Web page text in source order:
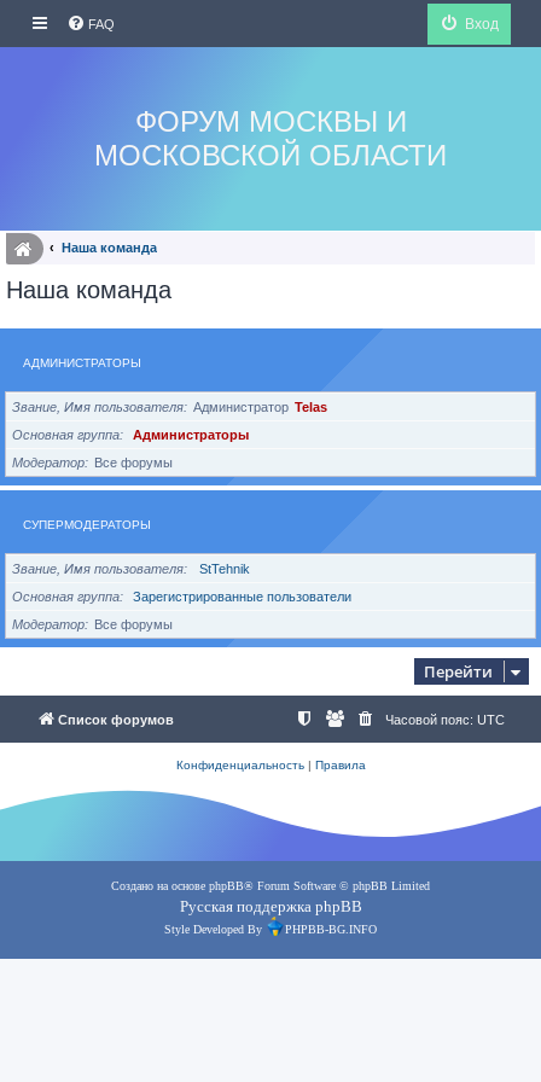
FAQ Вход
ФОРУМ МОСКВЫ И
МОСКОВСКОЙ ОБЛАСТИ
Наша команда
Наша команда
АДМИНИСТРАТОРЫ
Звание, Имя пользователя Администратор Telas
Основная группа
Администраторы
Модератор
Все форумы
СУПЕРМОДЕРАТОРЫ
Звание, Имя пользователя
StTehnik
Основная группа
Зарегистрированные пользователи
Модератор
Все форумы
Перейти
Список форумов Часовой пояс: UTC
Конфиденциальность| Правила
Создано на основе phpBB® Forum Software © phpBB Limited
Русская поддержка phpBB
Style Developed By PHPBB-BG.INFO